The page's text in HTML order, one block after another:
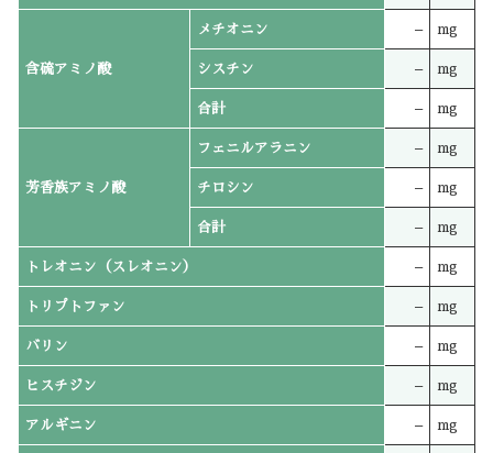
含硫アミノ酸
メチオニン – mg
シスチン – mg
合計 – mg
芳香族アミノ酸
フェニルアラニン – mg
チロシン – mg
合計 – mg
トレオニン（スレオニン） – mg
トリプトファン – mg
バリン – mg
ヒスチジン – mg
アルギニン – mg